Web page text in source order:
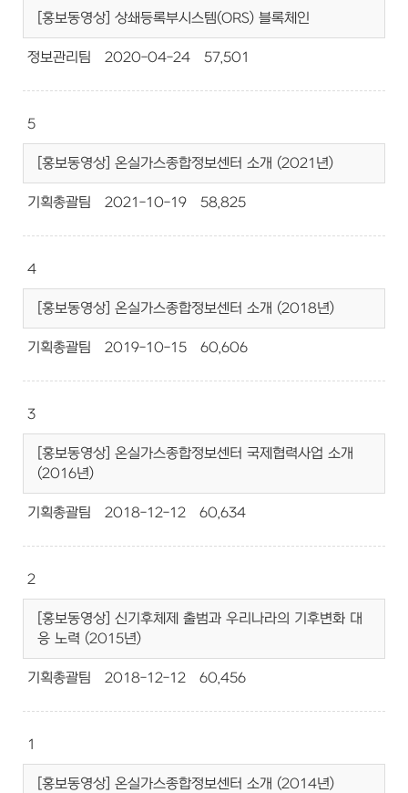
[홍보동영상] 상쇄등록부시스템(ORS) 블록체인
정보관리팀 2020-04-24 57,501
5
[홍보동영상] 온실가스종합정보센터 소개 (2021년)
기획총괄팀 2021-10-19 58,825
4
[홍보동영상] 온실가스종합정보센터 소개 (2018년)
기획총괄팀 2019-10-15 60,606
3
[홍보동영상] 온실가스종합정보센터 국제협력사업 소개
(2016년)
기획총괄팀 2018-12-12 60,634
2
[홍보동영상] 신기후체제 출범과 우리나라의 기후변화 대
응 노력 (2015년)
기획총괄팀 2018-12-12 60,456
1
[홍보동영상] 온실가스종합정보센터 소개 (2014년)